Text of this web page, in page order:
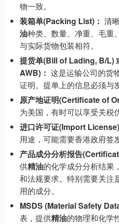
物一致。
装箱单(Packing List)： 清
油种类、数量、净重、毛重
与实际货物包装相符。
提货单(Bill of Lading, B/L)
AWB)： 这是运输公司的货
证明。提单上的信息必须与
原产地证明(Certificate of
为美国，有时可以享受关税
进口许可证(Import License)
用途，可能需要香港政府签
产品成分分析报告
供精油的化学成分分析结果
和法规要求。特别需要关注
用的成分。
MSDS (Material Safety
表，提供精油的物理和化学